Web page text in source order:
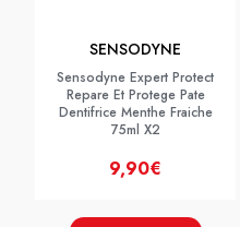
SENSODYNE
Sensodyne Expert Protect
Repare Et Protege Pate
Dentifrice Menthe Fraiche
75ml X2
9,90€